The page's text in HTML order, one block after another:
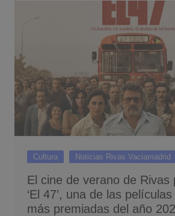
Cultura Noticias Rivas Vaciamadrid
El cine de verano de Rivas
‘El 47’, una de las
más premiadas del año